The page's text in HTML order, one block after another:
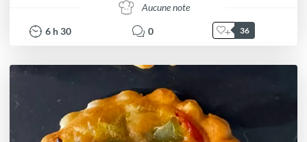
Aucune note
6 h30 0 36